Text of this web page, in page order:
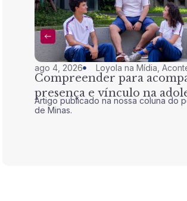
ago 4, 2026 Loyola na Mídia ,
Compreender para
presença e vínculo na
Artigo publicado na nossa coluna do
de Minas.